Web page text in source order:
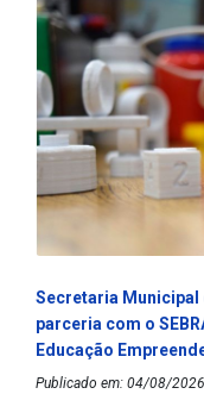
Secretaria Municipal
parceria com o
Educação
Publicado em: 04/08/